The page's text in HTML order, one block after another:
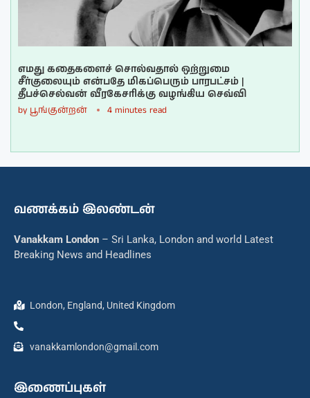
எமது கதைகளைச் சொல்வதால் ஒற்றுமை
சீர்குலையும் என்பதே மிகப்பெரும் பாரபட்சம் |
தீபச்செல்வன் வீரகேசரிக்கு வழங்கிய செவ்வி
by பூங்குன்றன் 4 minutes read
வணக்கம் இலண்டன்
Vanakkam London – Sri Lanka, London and world Latest
Breaking News and Headlines
London, England, United Kingdom
vanakkamlondon@gmail.com
இணைப்புகள்